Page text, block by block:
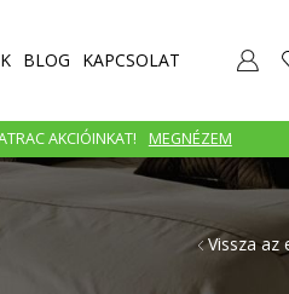
BLOG KAPCSOLAT
AKCIÓINKAT! MEGNÉZEM
Vissza az